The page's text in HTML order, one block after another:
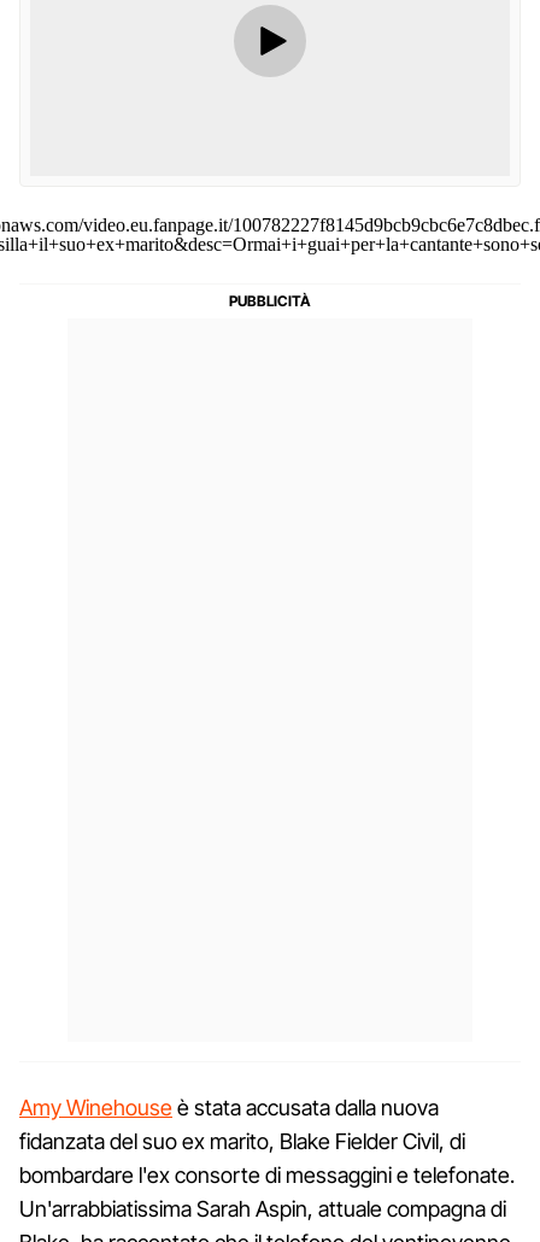
video.eu.fanpage.it/
Amy Winehouseè stata accusata dalla nuova
fidanzata del suo ex marito, Blake Fielder Civil, di
bombardare l'ex consorte di messaggini e telefonate.
Un'arrabbiatissima Sarah Aspin, attuale compagna di